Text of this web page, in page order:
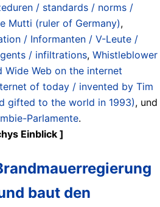
/ standards / norms /
Mutti (ruler of Germany),
/ Informanten / V-Leute /
/ infiltrations, Whistleblower
Wide Web on the internet
of today / invented by Tim
gifted to the world in 1993), und
Parlamente.
Einblick ]
baut den